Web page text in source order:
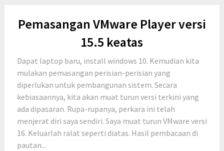
Pemasangan VMware Player versi
15.5 keatas
Dapat laptop baru, install windows 10. Kemudian kita
mulakan pemasangan perisian-perisian yang
diperlukan untuk pembangunan sistem. Secara
kebiasaannya, kita akan muat turun versi terkini yang
ada dipasaran. Rupa-rupanya, perkara ini telah
menjerat diri saya sendiri. Saya muat turun VMware versi
16. Keluarlah ralat seperti diatas. Hasil pembacaan di
pautan...